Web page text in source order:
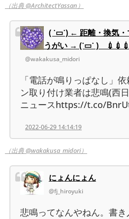
（出典 @ArchitectYassan）
( ˙▭˙) ← 距離・換気・
うがい → (˙▭˙ ) 💉💉💉
@wakakusa_midori
「電話が鳴りっぱなし」
ン取り付け業者は悲鳴(西
ニュースhttps://t.co/
2022-06-29 14:14:19
（出典 @wakakusa_midori）
にょんにょん
@fj_hiroyuki
悲鳴ってなんやねん。書